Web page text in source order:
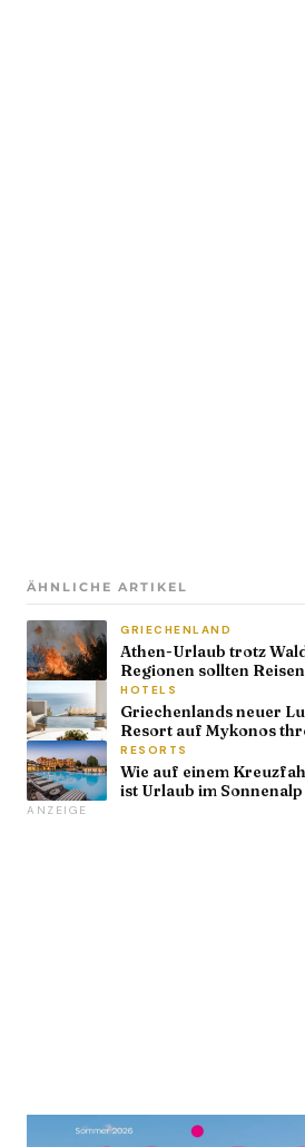
ÄHNLICHE ARTIKEL
GRIECHENLAND
Athen-Urlaub trotz
Regionen sollten
HOTELS
Griechenlands neuer
Resort auf Mykonos
RESORTS
Wie auf einem
ist Urlaub im
ANZEIGE